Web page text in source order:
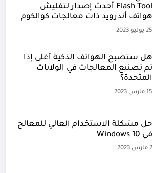
Flash Tool أحدث إصدار لتفليش
هواتف أندرويد ذات معالجات كوالكوم
25 يوليو 2023
هل ستصبح الهواتف الذكية أغلى إذا
تم تصنيع المعالجات في الولايات
المتحدة؟
15 مارس 2023
حل مشكلة الاستخدام العالي للمعالج
في Windows 10
2 مارس 2023